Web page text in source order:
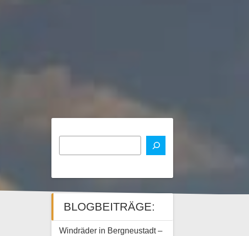
BLOGBEITRÄGE:
Windräder in Bergneustadt –